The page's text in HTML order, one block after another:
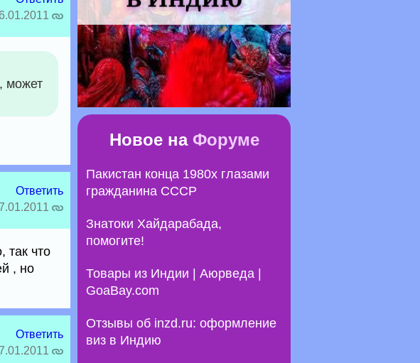
может
Ответить
так что
, но
Ответить
Новое на Форуме
Пакистан конца 1980х глазами
гражданина СССР
Знатоки Хайдарабада,
помогите!
Товары из Индии | Аюрведа |
GoaBay.com
Отзывы об inzd.ru: оформление
виз в Индию